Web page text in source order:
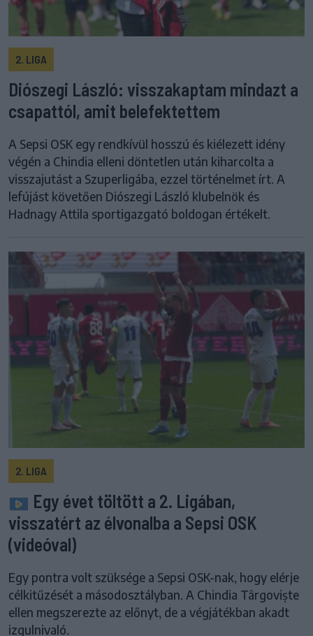
2. LIGA
Diószegi László: visszakaptam mindazt a
csapattól, amit belefektettem
A Sepsi OSK egy rendkívül hosszú és kiélezett idény
végén a Chindia elleni döntetlen után kiharcolta a
visszajutást a Szuperligába, ezzel történelmet írt. A
lefújást követően Diószegi László klubelnök és
Hadnagy Attila sportigazgató boldogan értékelt.
2. LIGA
Egy évet töltött a 2. Ligában,
visszatért az élvonalba a Sepsi OSK
(videóval)
Egy pontra volt szüksége a Sepsi OSK-nak, hogy elérje
célkitűzését a másodosztályban. A Chindia Târgoviște
ellen megszerezte az előnyt, de a végjátékban akadt
izgulnivaló.